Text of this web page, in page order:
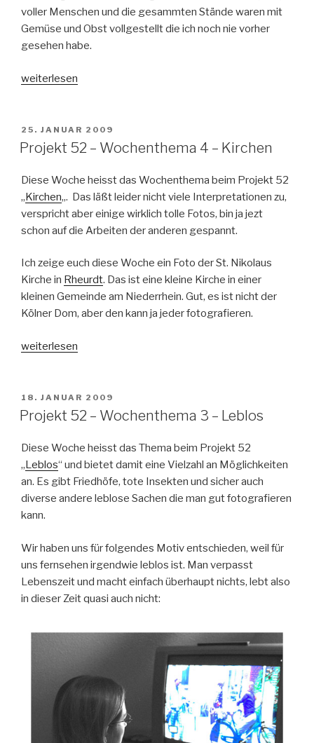
voller Menschen und die gesammten Stände waren mit
Gemüse und Obst vollgestellt die ich noch nie vorher
gesehen habe.
„Projekt
Wochenthema
5
Sinnesflut“
weiterlesen
VERÖFFENTLICHT
AM
25. JANUAR 2009
Projekt 52 – Wochenthema 4 – Kirchen
Diese Woche heisst das Wochenthema beim Projekt 52
„Kirchen„. Das läßt leider nicht viele Interpretationen zu,
verspricht aber einige wirklich tolle Fotos, bin ja jezt
schon auf die Arbeiten der anderen gespannt.
Ich zeige euch diese Woche ein Foto der St. Nikolaus
Kirche in Rheurdt. Das ist eine kleine Kirche in einer
kleinen Gemeinde am Niederrhein. Gut, es ist nicht der
Kölner Dom, aber den kann ja jeder fotografieren.
„Projekt
Wochenthema
4
Kirchen“
weiterlesen
VERÖFFENTLICHT
AM
18. JANUAR 2009
Projekt 52 – Wochenthema 3 – Leblos
Diese Woche heisst das Thema beim Projekt 52
„Leblos“ und bietet damit eine Vielzahl an Möglichkeiten
an. Es gibt Friedhöfe, tote Insekten und sicher auch
diverse andere leblose Sachen die man gut fotografieren
kann.
Wir haben uns für folgendes Motiv entschieden, weil für
uns fernsehen irgendwie leblos ist. Man verpasst
Lebenszeit und macht einfach überhaupt nichts, lebt also
in dieser Zeit quasi auch nicht: